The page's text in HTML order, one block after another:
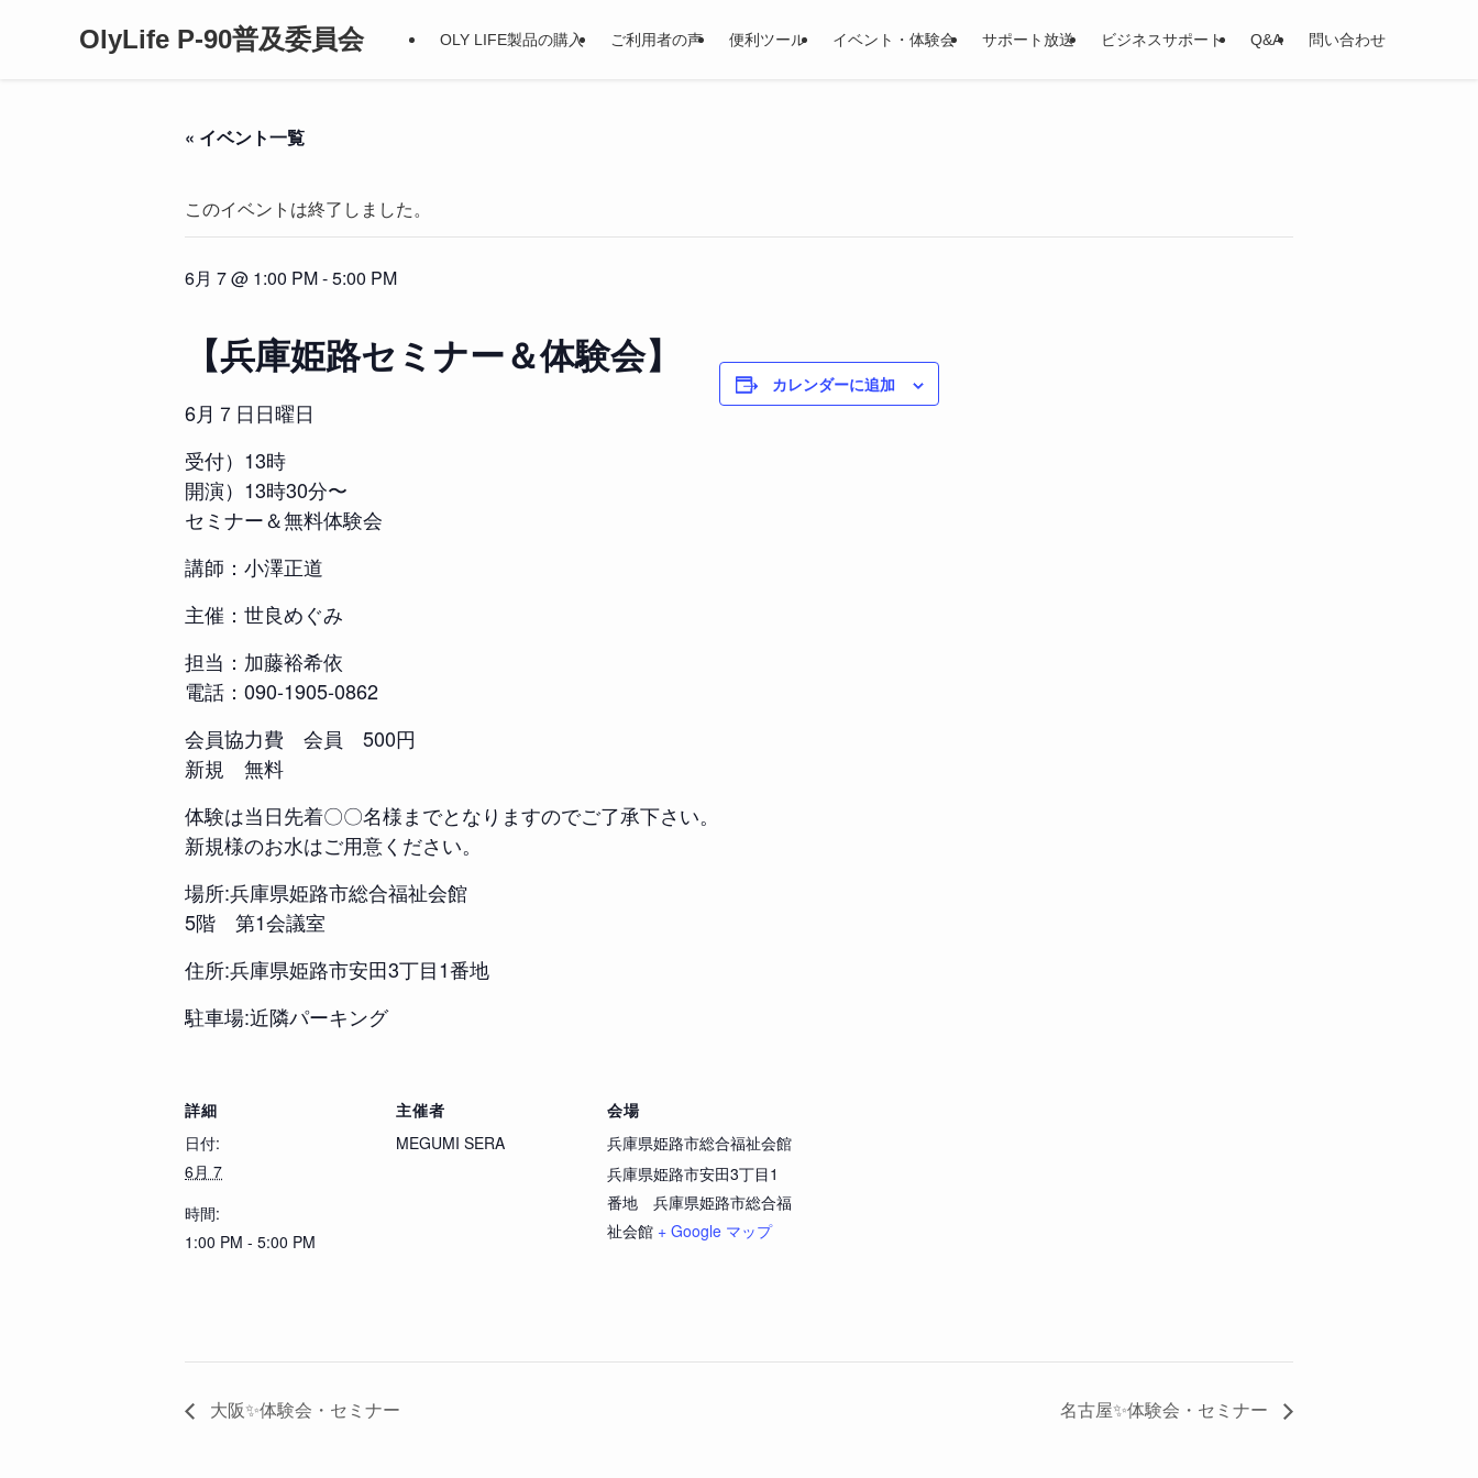
OlyLife P-90普及委員会 OLY LIFE製品の購入 ご利用者の声 便利ツール イベント・体験会 サポート放送 ビジネスサポート Q&A 問い合わせ
« イベント一覧
このイベントは終了しました。
6月 7 @ 1:00 PM-5:00 PM
【兵庫姫路セミナー＆体験会】
6月７日日曜日
受付）13時
開演）13時30分〜
セミナー＆無料体験会
講師：小澤正道
主催：世良めぐみ
担当：加藤裕希依
電話：090-1905-0862
会員協力費 会員 500円
新規 無料
体験は当日先着〇〇名様までとなりますのでご了承下さい。
新規様のお水はご用意ください。
場所:兵庫県姫路市総合福祉会館
5階 第1会議室
住所:兵庫県姫路市安田3丁目1番地
駐車場:近隣パーキング
カレンダーに追加
詳細
日付:
6月 7
時間:
1:00 PM - 5:00 PM
主催者
MEGUMI SERA
会場
兵庫県姫路市総合福祉会館
兵庫県姫路市安田3丁目1
番地 兵庫県姫路市総合福
祉会館 + Google マップ
大阪✨体験会・セミナー 名古屋✨体験会・セミナー